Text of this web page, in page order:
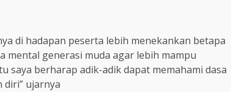
di hadapan peserta lebih menekankan betapa
mental generasi muda agar lebih mampu
saya berharap adik-adik dapat memahami dasa
diri” ujarnya